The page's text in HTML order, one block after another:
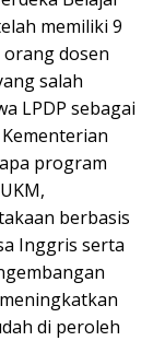
memiliki 9
dosen
salah
LPDP sebagai
program
berbasis
Inggris serta
di peroleh